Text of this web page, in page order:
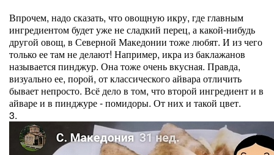
Впрочем, надо сказать, что овощную икру, где главным
ингредиентом будет уже не сладкий перец, а какой-нибудь
другой овощ, в Северной Македонии тоже любят. И из чего
только ее там не делают! Например, икра из баклажанов
называется пинджур. Она тоже очень вкусная. Правда,
визуально ее, порой, от классического айвара отличить
бывает непросто. Всё дело в том, что второй ингредиент и в
айваре и в пинджуре - помидоры. От них и такой цвет.
3.